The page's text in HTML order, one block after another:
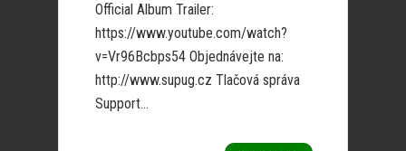
Official Album Trailer:
https://www.youtube.com/watch?
v=Vr96Bcbps54 Objednávejte na:
http://www.supug.cz Tlačová správa
Support...